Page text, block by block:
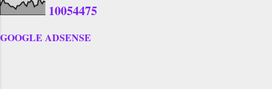
10054475
GOOGLE ADSENSE